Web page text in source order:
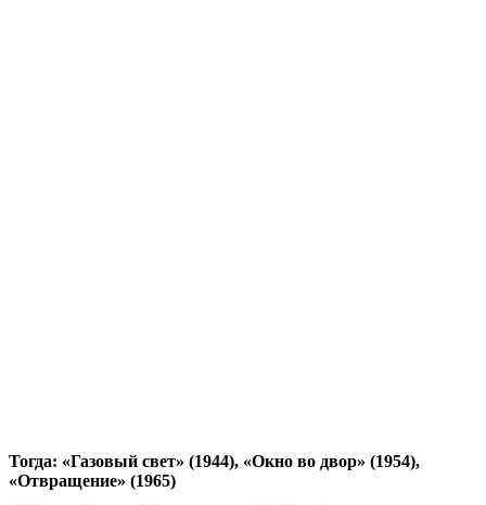
Тогда: «Газовый свет» (1944), «Окно во двор» (1954),
«Отвращение» (1965)